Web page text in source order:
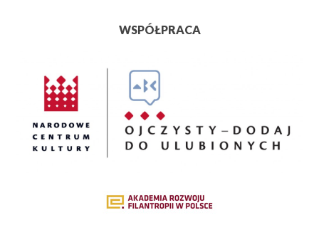
WSPÓŁPRACA